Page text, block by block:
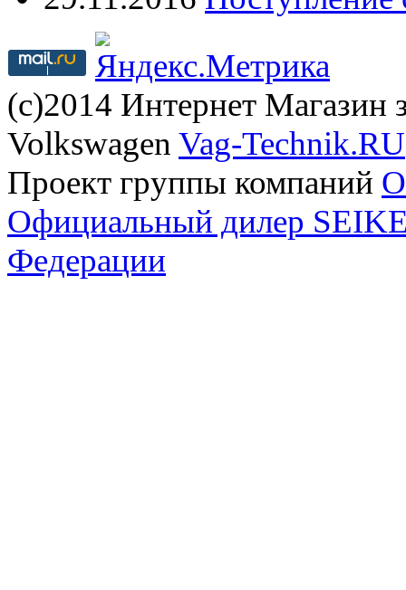
(с)2014 Интернет Магазин
Volkswagen Vag-Technik.RU
Проект группы компаний
Официальный дилер
Федерации